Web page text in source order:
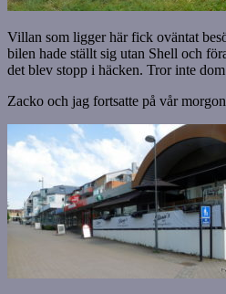
Villan som ligger här fick oväntat
bilen hade ställt sig utan Shell och
det blev stopp i häcken. Tror inte
Zacko och jag fortsatte på vår